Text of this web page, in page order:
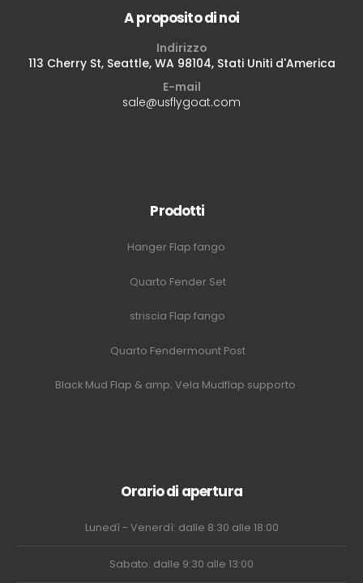
A proposito di noi
Indirizzo
113 Cherry St, Seattle, WA 98104, Stati Uniti d'America
E-mail
sale@usflygoat.com
Prodotti
Hanger Flap fango
Quarto Fender Set
striscia Flap fango
Quarto Fendermount Post
Black Mud Flap & amp; Vela Mudflap supporto
Orario di apertura
Lunedì - Venerdì: dalle 8:30 alle 18:00
Sabato: dalle 9:30 alle 13:00